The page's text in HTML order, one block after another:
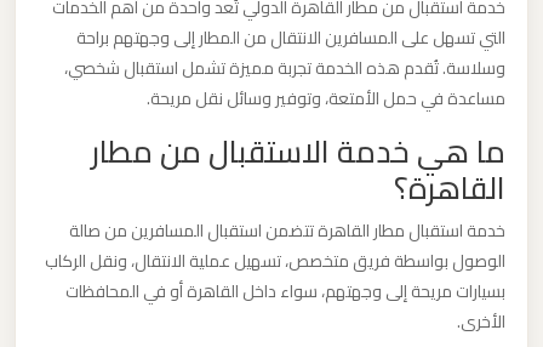
خدمة استقبال من مطار القاهرة الدولي تُعد واحدة من أهم الخدمات
التي تسهل على المسافرين الانتقال من المطار إلى وجهتهم براحة
وسلاسة. تُقدم هذه الخدمة تجربة مميزة تشمل استقبال شخصي،
مساعدة في حمل الأمتعة، وتوفير وسائل نقل مريحة.
ما هي خدمة الاستقبال من مطار
القاهرة؟
خدمة استقبال مطار القاهرة تتضمن استقبال المسافرين من صالة
الوصول بواسطة فريق متخصص، تسهيل عملية الانتقال، ونقل الركاب
بسيارات مريحة إلى وجهتهم، سواء داخل القاهرة أو في المحافظات
الأخرى.
القاهرة
ليموزين
ليموزين
نويبع
ليموزين
مطار